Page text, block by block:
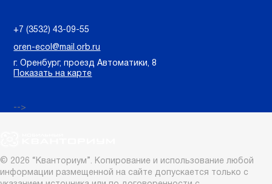
+7 (3532) 43-09-55
oren-ecol@mail.orb.ru
г. Оренбург, проезд Автоматики, 8
Показать на карте
-->
© 2026 “Кванториум”. Копирование и использование любой
информации размещенной на сайте допускается только с